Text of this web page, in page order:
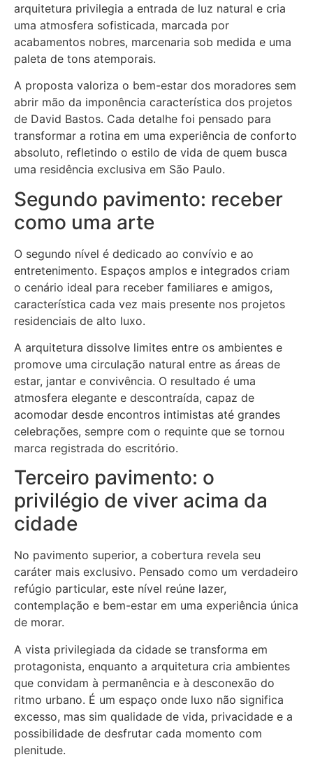
arquitetura privilegia a entrada de luz natural e cria
uma atmosfera sofisticada, marcada por
acabamentos nobres, marcenaria sob medida e uma
paleta de tons atemporais.
A proposta valoriza o bem-estar dos moradores sem
abrir mão da imponência característica dos projetos
de David Bastos. Cada detalhe foi pensado para
transformar a rotina em uma experiência de conforto
absoluto, refletindo o estilo de vida de quem busca
uma residência exclusiva em São Paulo.
Segundo pavimento: receber
como uma arte
O segundo nível é dedicado ao convívio e ao
entretenimento. Espaços amplos e integrados criam
o cenário ideal para receber familiares e amigos,
característica cada vez mais presente nos projetos
residenciais de alto luxo.
A arquitetura dissolve limites entre os ambientes e
promove uma circulação natural entre as áreas de
estar, jantar e convivência. O resultado é uma
atmosfera elegante e descontraída, capaz de
acomodar desde encontros intimistas até grandes
celebrações, sempre com o requinte que se tornou
marca registrada do escritório.
Terceiro pavimento: o
privilégio de viver acima da
cidade
No pavimento superior, a cobertura revela seu
caráter mais exclusivo. Pensado como um verdadeiro
refúgio particular, este nível reúne lazer,
contemplação e bem-estar em uma experiência única
de morar.
A vista privilegiada da cidade se transforma em
protagonista, enquanto a arquitetura cria ambientes
que convidam à permanência e à desconexão do
ritmo urbano. É um espaço onde luxo não significa
excesso, mas sim qualidade de vida, privacidade e a
possibilidade de desfrutar cada momento com
plenitude.